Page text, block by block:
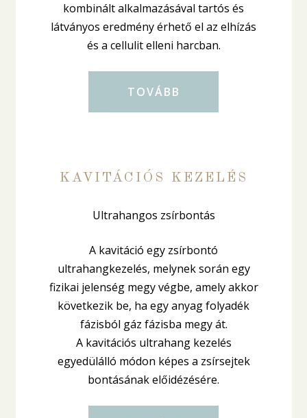
kombinált alkalmazásával tartós és
látványos eredmény érhető el az elhízás
és a cellulit elleni harcban.
TOVÁBB
KAVITÁCIÓS KEZELÉS
Ultrahangos zsírbontás
A kavitáció egy zsírbontó
ultrahangkezelés, melynek során egy
fizikai jelenség megy végbe, amely akkor
következik be, ha egy anyag folyadék
fázisból gáz fázisba megy át.
A kavitációs ultrahang kezelés
egyedülálló módon képes a zsírsejtek
bontásának előidézésére.